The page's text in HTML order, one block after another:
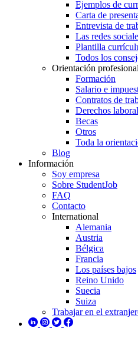
Ejemplos de
Carta de
Entrevista de
Las redes
Plantilla
Todos los
Orientación profesional
Formación
Salario e
Contratos de
Derechos
Becas
Otros
Toda la
Blog
Información
Soy empresa
Sobre StudentJob
FAQ
Contacto
International
Alemania
Austria
Bélgica
Francia
Los países bajos
Reino Unido
Suecia
Suiza
Trabajar en el